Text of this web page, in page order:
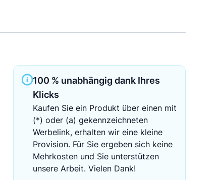
EZB-Leitzins
100 % unabhängig dank Ihres
Klicks
Kaufen Sie ein Produkt über einen mit
(*) oder (a) gekennzeichneten
Werbelink, erhalten wir eine kleine
Provision. Für Sie ergeben sich keine
Mehrkosten und Sie unterstützen
unsere Arbeit. Vielen Dank!